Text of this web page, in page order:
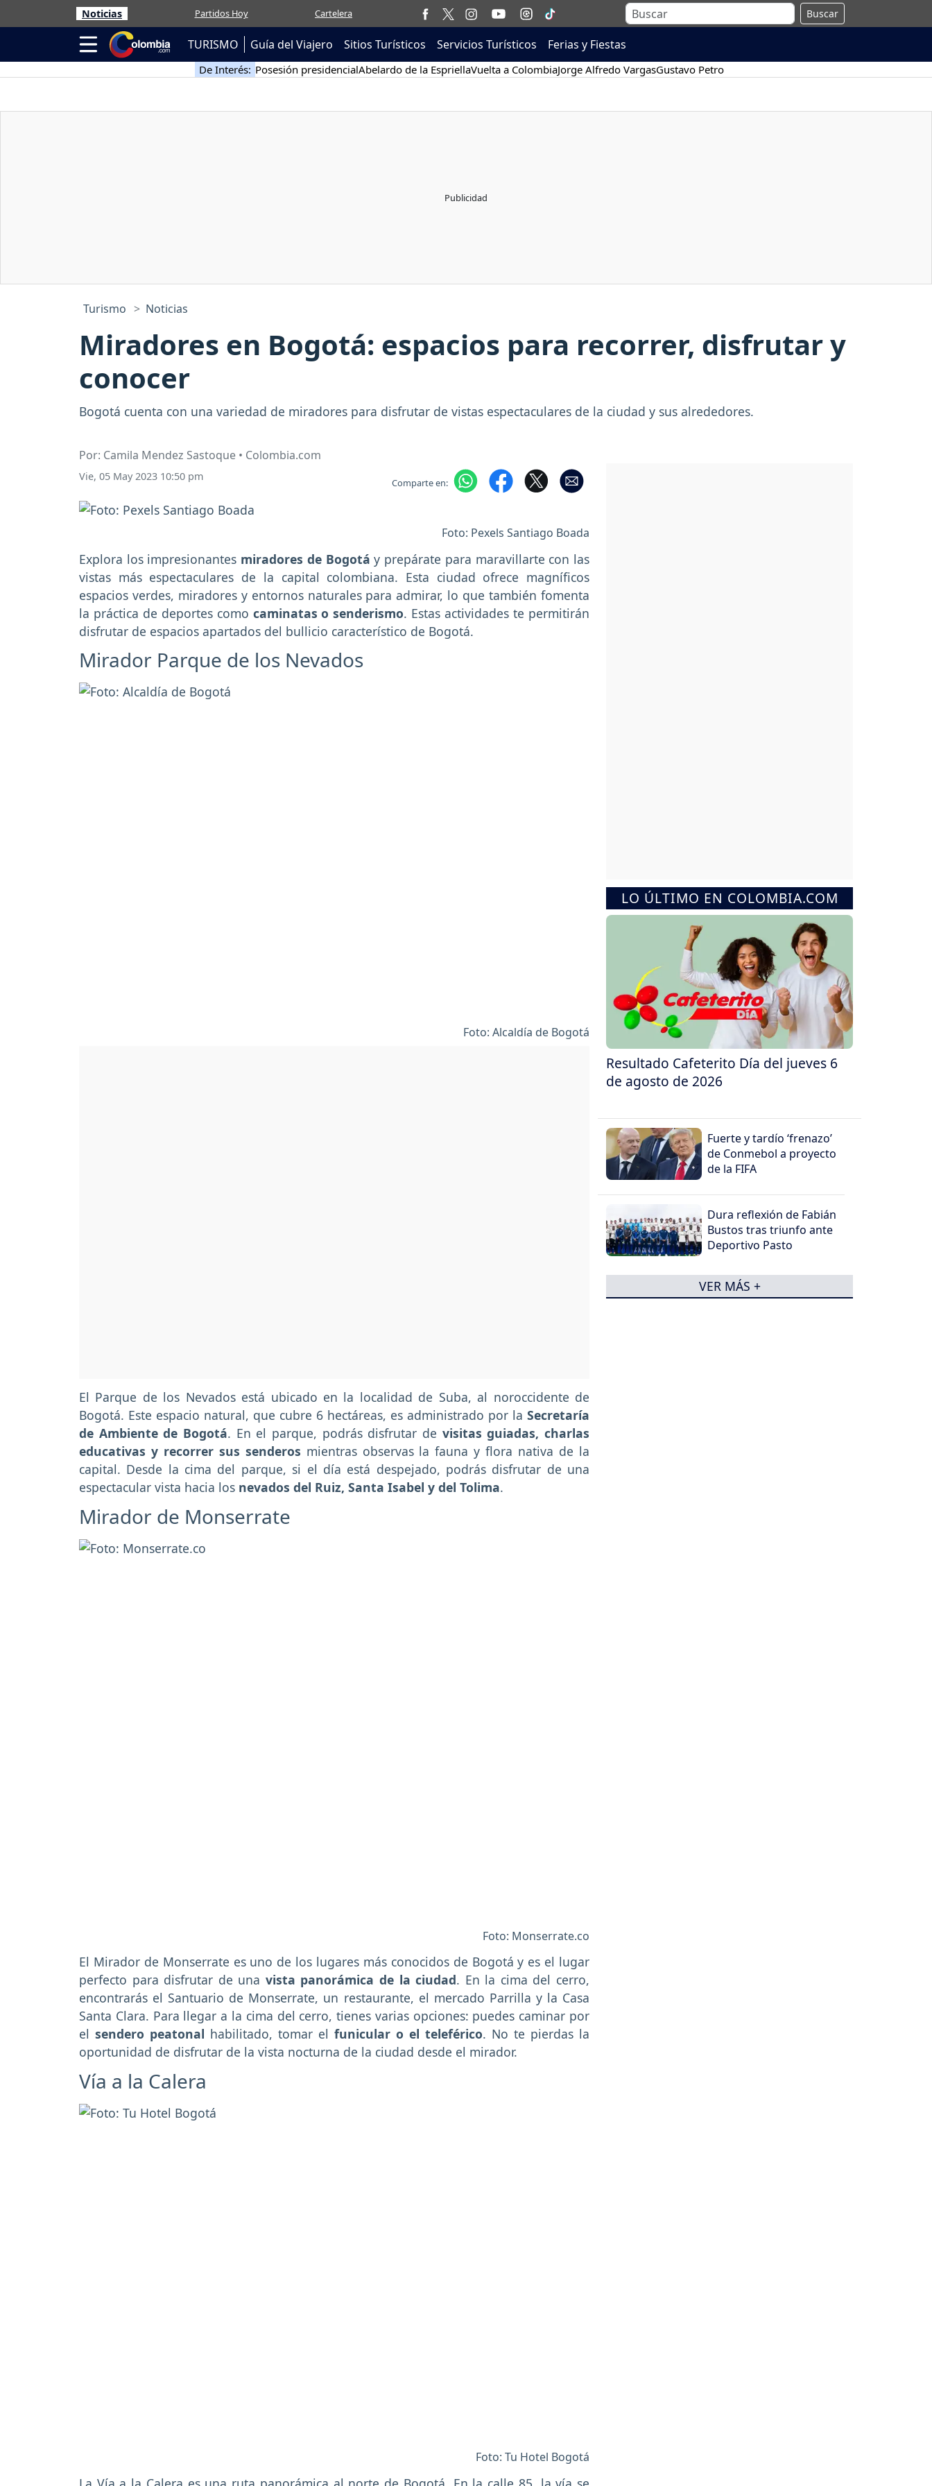
Noticias Partidos Hoy Cartelera Buscar
TURISMO Guía del Viajero Sitios Turísticos Servicios Turísticos Ferias y Fiestas
De Interés: Posesión presidencialAbelardo de la EspriellaVuelta a ColombiaJorge Alfredo VargasGustavo Petro
Turismo Noticias
Miradores en Bogotá: espacios para recorrer, disfrutar y
conocer
Bogotá cuenta con una variedad de miradores para disfrutar de vistas espectaculares de la ciudad y sus alrededores.
Por: Camila Mendez Sastoque • Colombia.com
Vie, 05 May 2023 10:50 pm Comparte en:
Foto: Pexels Santiago Boada
Explora los impresionantes miradores de Bogotá y prepárate para maravillarte con las
vistas más espectaculares de la capital colombiana. Esta ciudad ofrece magníficos
espacios verdes, miradores y entornos naturales para admirar, lo que también fomenta
la práctica de deportes como caminatas o senderismo. Estas actividades te permitirán
disfrutar de espacios apartados del bullicio característico de Bogotá.
Mirador Parque de los Nevados
Foto: Alcaldía de Bogotá
El Parque de los Nevados está ubicado en la localidad de Suba, al noroccidente de
Bogotá. Este espacio natural, que cubre 6 hectáreas, es administrado por la Secretaría
de Ambiente de Bogotá. En el parque, podrás disfrutar de visitas guiadas, charlas
educativas y recorrer sus senderos mientras observas la fauna y flora nativa de la
capital. Desde la cima del parque, si el día está despejado, podrás disfrutar de una
espectacular vista hacia los nevados del Ruiz, Santa Isabel y del Tolima.
Mirador de Monserrate
Foto: Monserrate.co
El Mirador de Monserrate es uno de los lugares más conocidos de Bogotá y es el lugar
perfecto para disfrutar de una vista panorámica de la ciudad. En la cima del cerro,
encontrarás el Santuario de Monserrate, un restaurante, el mercado Parrilla y la Casa
Santa Clara. Para llegar a la cima del cerro, tienes varias opciones: puedes caminar por
el sendero peatonal habilitado, tomar el funicular o el teleférico. No te pierdas la
oportunidad de disfrutar de la vista nocturna de la ciudad desde el mirador.
Vía a la Calera
Foto: Tu Hotel Bogotá
LO ÚLTIMO EN COLOMBIA.COM
Resultado Cafeterito Día del jueves 6
de agosto de 2026
Fuerte y tardío ‘frenazo’
de Conmebol a proyecto
de la FIFA
Dura reflexión de Fabián
Bustos tras triunfo ante
Deportivo Pasto
VER MÁS +